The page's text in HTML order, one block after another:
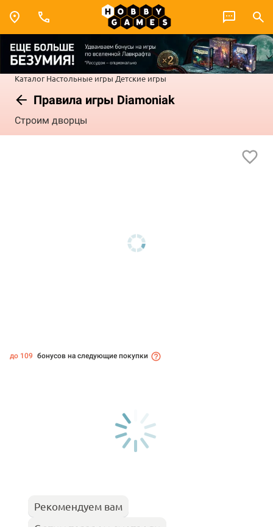
Каталог Настольные игры Детские игры
Правила игры Diamoniak
Строим дворцы
до 109 бонусов на следующие покупки
Рекомендуем вам